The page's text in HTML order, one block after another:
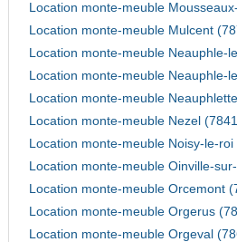
Location monte-meuble
Location monte-meuble Mulcent
Location monte-meuble Neauphle-
Location monte-meuble Neauphle-
Location monte-meuble
Location monte-meuble Nezel
Location monte-meuble Noisy-le-roi
Location monte-meuble Oinville-
Location monte-meuble Orcemont
Location monte-meuble Orgerus
Location monte-meuble Orgeval